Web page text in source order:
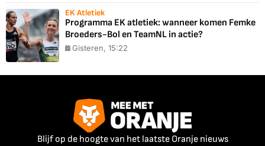
EK Atletiek
Programma EK atletiek: wanneer komen Femke
Broeders-Bol en TeamNL in actie?
Gisteren, 15:22
Blijf op de hoogte van het laatste Oranje nieuws